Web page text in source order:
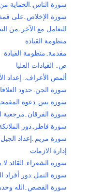
سورة الناس..الحماية
سورة الإخلاص..على قمة
التعامل مع الآخر..من
منظومة القيادة
مقدمة..منظومة القيادة
ص.. القيادات العليا
ألمص الأعراف.. إعداد
سورة الجن..حدود
سورة يس..دعوة
سورة الفرقان..مرجعية
سورة فاطر..دور
سورة مريم..إعداد الجيل
إدارة الازمات
سورة الشعراء..القائد لا
سورة النمل..دور أفراد
سورة القصص..الله